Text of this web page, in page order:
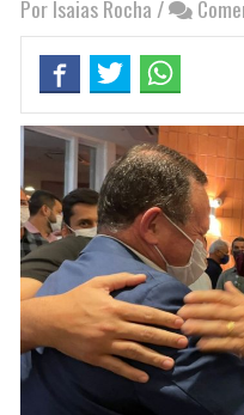
Por Isaias Rocha /